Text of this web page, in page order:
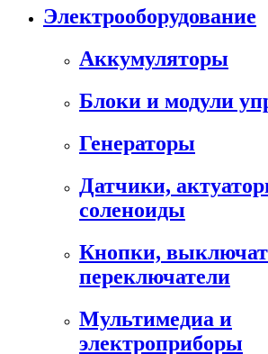
Электрооборудование
Аккумуляторы
Блоки и модули
Генераторы
Датчики,
соленоиды
Кнопки,
переключатели
Мультимедиа и
электроприборы